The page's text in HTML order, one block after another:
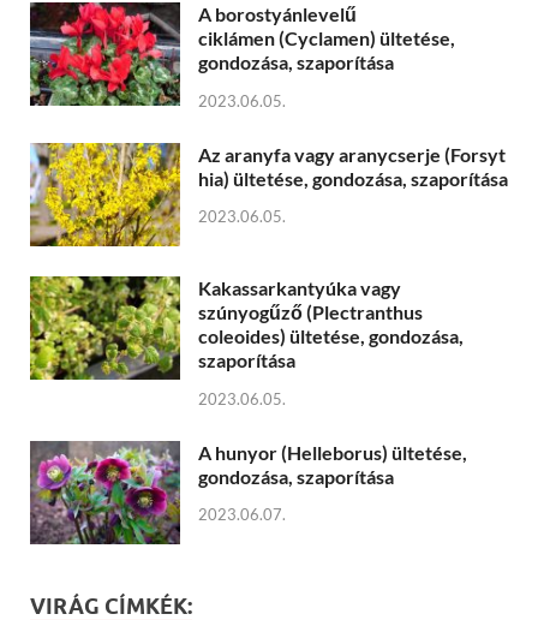
A borostyánlevelű
ciklámen (Cyclamen) ültetése,
gondozása, szaporítása
2023.06.05.
Az aranyfa vagy aranycserje (Forsyt
hia) ültetése, gondozása, szaporítása
2023.06.05.
Kakassarkantyúka vagy
szúnyogűző (Plectranthus
coleoides) ültetése, gondozása,
szaporítása
2023.06.05.
A hunyor (Helleborus) ültetése,
gondozása, szaporítása
2023.06.07.
VIRÁG CÍMKÉK: